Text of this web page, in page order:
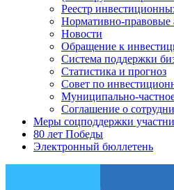
Реестр
Нормативно-правовые
Новости
Обращение к
Система поддержки
Статистика и прогноз
Совет по
Муниципально-
Соглашение о
Меры соцподдержки
80 лет Победы
Электронный бюллетень